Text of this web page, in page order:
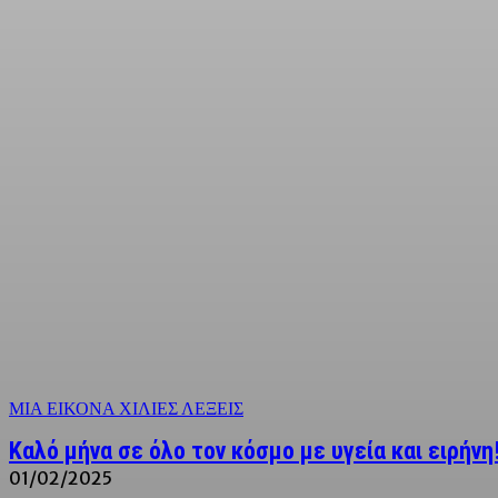
ΜΙΑ ΕΙΚΟΝΑ ΧΙΛΙΕΣ ΛΕΞΕΙΣ
Καλό μήνα σε όλο τον κόσμο με υγεία και
01/02/2025